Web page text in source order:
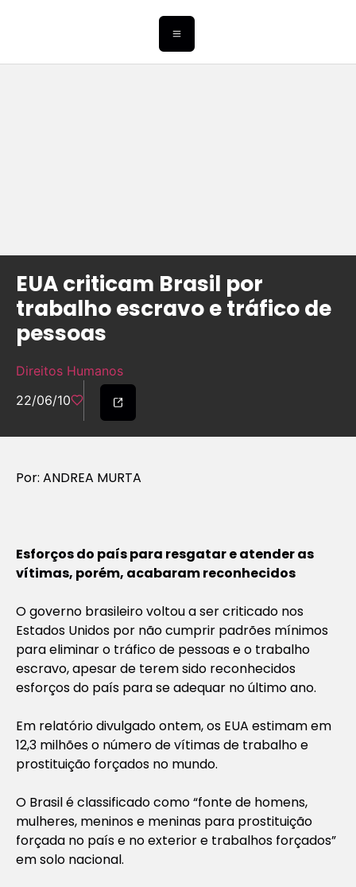
EUA criticam Brasil por
trabalho escravo e tráfico de
pessoas
Direitos Humanos
22/06/10
Por: ANDREA MURTA
Esforços do país para resgatar e atender as
vítimas, porém, acabaram reconhecidos
O governo brasileiro voltou a ser criticado nos
Estados Unidos por não cumprir padrões mínimos
para eliminar o tráfico de pessoas e o trabalho
escravo, apesar de terem sido reconhecidos
esforços do país para se adequar no último ano.
Em relatório divulgado ontem, os EUA estimam em
12,3 milhões o número de vítimas de trabalho e
prostituição forçados no mundo.
O Brasil é classificado como “fonte de homens,
mulheres, meninos e meninas para prostituição
forçada no país e no exterior e trabalhos forçados”
em solo nacional.